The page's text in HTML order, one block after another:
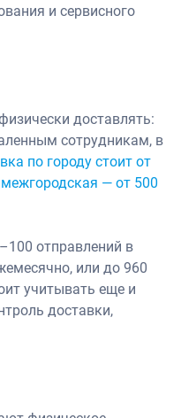
и сервисного
доставлять:
сотрудникам, в
по городу стоит от
— от 500
отправлений в
или до 960
учитывать еще и
доставки,